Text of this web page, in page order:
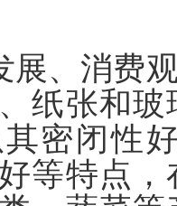
展、消费
纸张和
密闭性
等特点